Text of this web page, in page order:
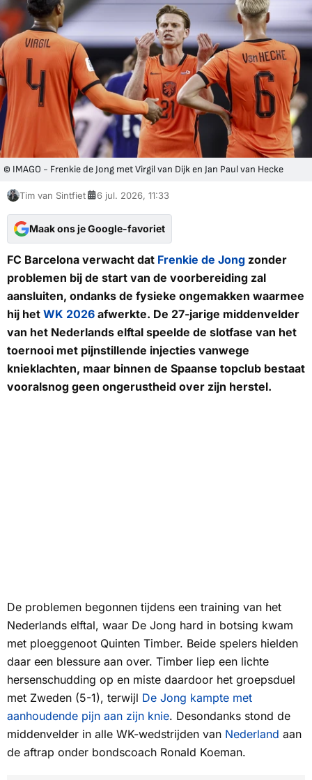
© IMAGO - Frenkie de Jong met Virgil van Dijk en Jan Paul van Hecke
Tim van Sintfiet 6 jul. 2026, 11:33
Maak ons je Google-favoriet
FC Barcelona verwacht dat Frenkie de Jong zonder
problemen bij de start van de voorbereiding zal
aansluiten, ondanks de fysieke ongemakken waarmee
hij het WK 2026 afwerkte. De 27-jarige middenvelder
van het Nederlands elftal speelde de slotfase van het
toernooi met pijnstillende injecties vanwege
knieklachten, maar binnen de Spaanse topclub bestaat
vooralsnog geen ongerustheid over zijn herstel.
De problemen begonnen tijdens een training van het
Nederlands elftal, waar De Jong hard in botsing kwam
met ploeggenoot Quinten Timber. Beide spelers hielden
daar een blessure aan over. Timber liep een lichte
hersenschudding op en miste daardoor het groepsduel
met Zweden (5-1), terwijl De Jong kampte met
aanhoudende pijn aan zijn knie. Desondanks stond de
middenvelder in alle WK-wedstrijden van Nederland aan
de aftrap onder bondscoach Ronald Koeman.